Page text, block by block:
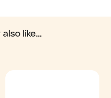
recipe "Gin tonic à la fraise"
also like...